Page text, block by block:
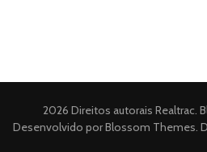
2026 Direitos autorais Realtrac.
Desenvolvido porBlossom Themes.